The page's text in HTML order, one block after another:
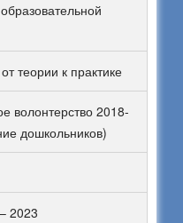
теории к практике
волонтерство 2018-
дошкольников)
2023